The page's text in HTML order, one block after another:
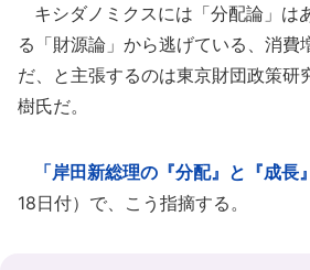
キシダノミクスには「分配論」は
る「財源論」から逃げている、消費
だ、と主張するのは東京財団政策研
樹氏だ。
「岸田新総理の『分配』と『成長
18日付）で、こう指摘する。